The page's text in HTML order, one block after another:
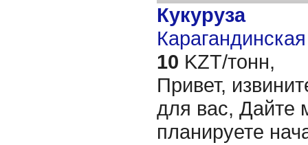
Кукуруза
10 KZT/тонн,
Привет,
для вас, Дайте
планируете